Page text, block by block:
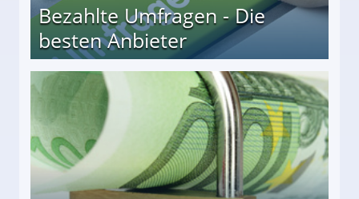
Bezahlte Umfragen - Die
besten Anbieter